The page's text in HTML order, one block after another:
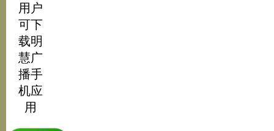
用户
可下
载明
慧广
播手
机应
用